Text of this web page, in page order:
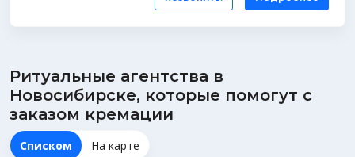
Ритуальные агентства в
Новосибирске, которые помогут с
заказом кремации
Списком На карте